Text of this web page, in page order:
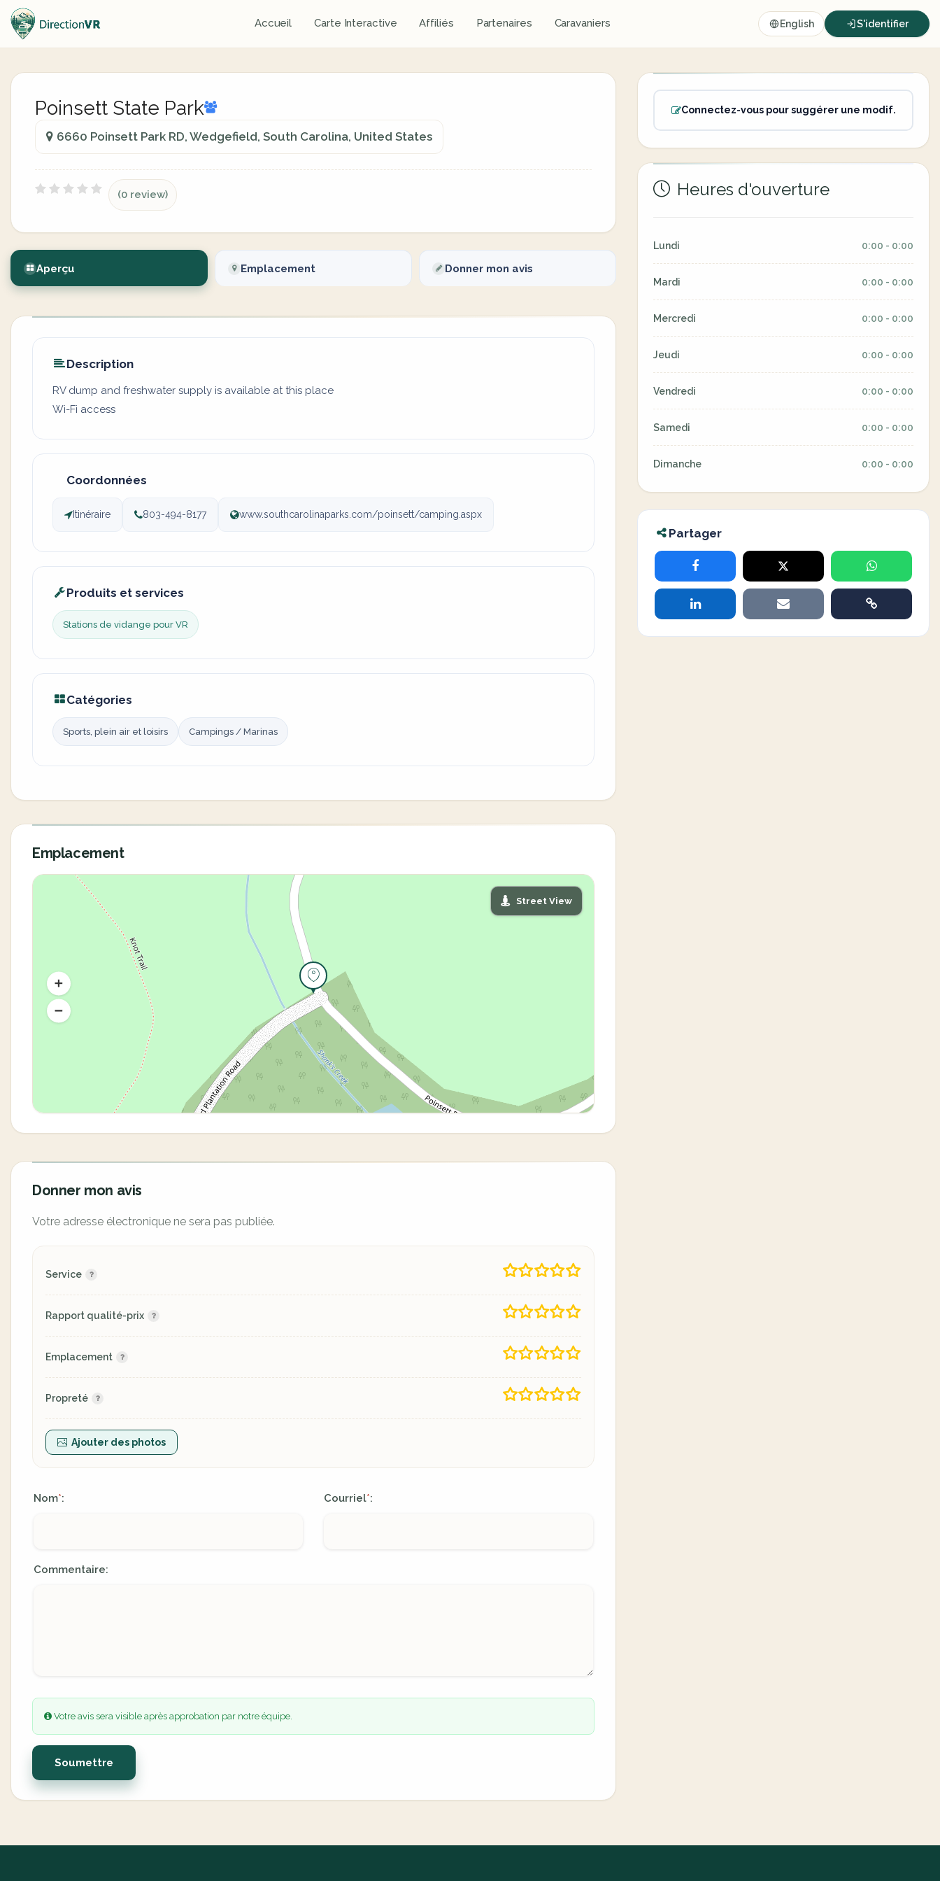
Accueil Carte Interactive Affiliés Partenaires Caravaniers English S'identifier
Poinsett State Park
6660 Poinsett Park RD, Wedgefield, South Carolina, United States
(0 review)
Aperçu Emplacement Donner mon avis
Description
RV dump and freshwater supply is available at this place
Wi-Fi access
Coordonnées
Itinéraire 803-494-8177 www.southcarolinaparks.com/poinsett/camping.aspx
Produits et services
Stations de vidange pour VR
Catégories
Sports, plein air et loisirs Campings / Marinas
Emplacement
Street View
Donner mon avis
Votre adresse électronique ne sera pas publiée.
Service
Rapport qualité-prix
Emplacement
Propreté
Ajouter des photos
Nom*: Courriel*:
Commentaire:
Votre avis sera visible après approbation par notre équipe.
Soumettre
Connectez-vous pour suggérer une modif.
Heures d'ouverture
Lundi 0:00 - 0:00
Mardi 0:00 - 0:00
Mercredi 0:00 - 0:00
Jeudi 0:00 - 0:00
Vendredi 0:00 - 0:00
Samedi 0:00 - 0:00
Dimanche 0:00 - 0:00
Partager